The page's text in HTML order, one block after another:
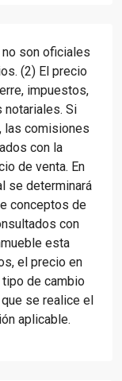
son oficiales
(2) El precio
impuestos,
Si
las comisiones
con la
de venta. En
se determinará
conceptos de
con
esta
el precio en
de cambio
se realice el
aplicable.